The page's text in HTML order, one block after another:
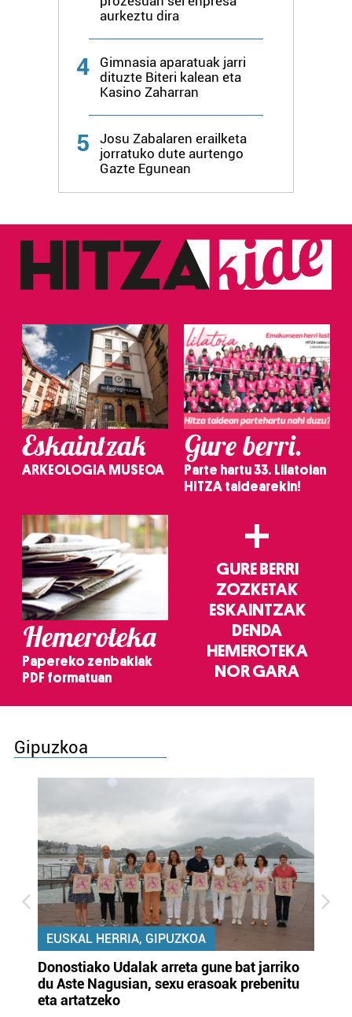
datuen atalean. Edozein unetan alda edo ken dezakezu
Webgune honek cookie propioak eta hirugarrenen cookie-
fitxategiak erabiltzen ditu. Zure esperientzia eta
erabiltzeko baimen esplizitua ematen diguzu.
aurkeztu dira
4
Gimnasia aparatuak jarri
dituzte Biteri kalean eta
Kasino Zaharran
5
Josu Zabalaren erailketa
jorratuko dute aurtengo
Gazte Egunean
Eskaintzak
ARKEOLOGIA MUSEOA
Gure berri.
Parte hartu 33. Lilatoian
HITZA taldearekin!
Hemeroteka
Papereko zenbakiak
PDF formatuan
+
GURE BERRI
ZOZKETAK
ESKAINTZAK
DENDA
HEMEROTEKA
NOR GARA
Gipuzkoa
EUSKAL HERRIA, GIPUZKOA
Donostiako Udalak arreta gune bat jarriko
du Aste Nagusian, sexu erasoak prebenitu
eta artatzeko